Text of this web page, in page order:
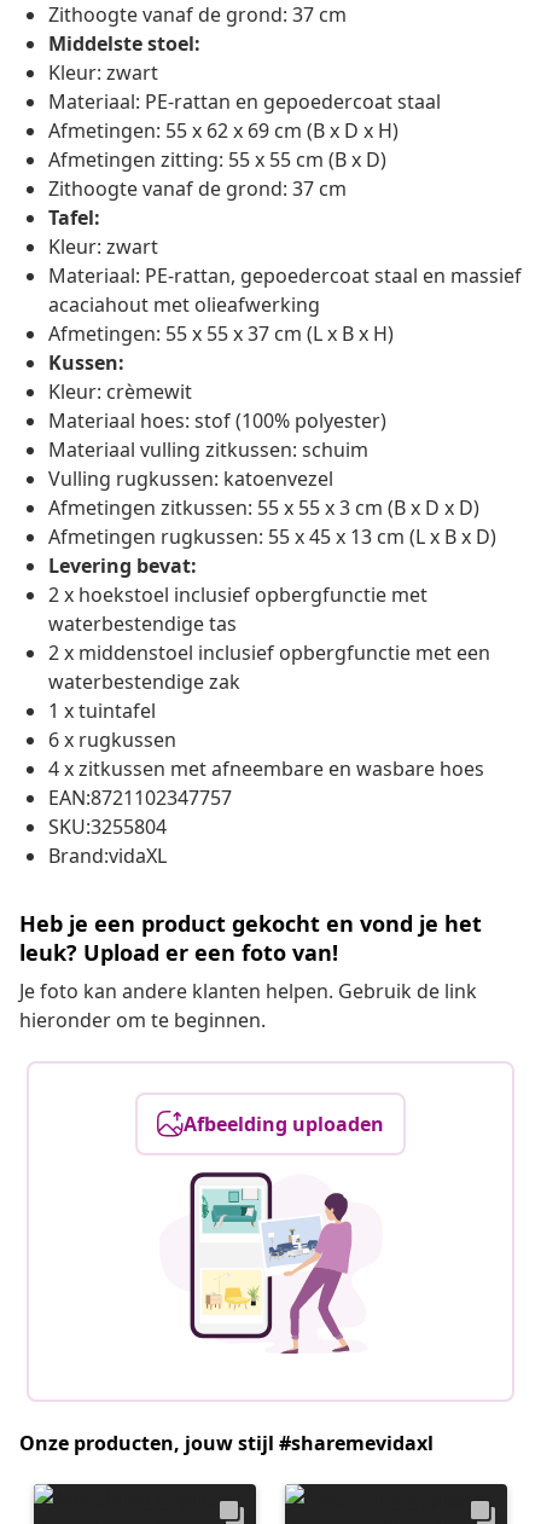
Zithoogte vanaf de grond: 37 cm
Middelste stoel:
Kleur: zwart
Materiaal: PE-rattan en gepoedercoat staal
Afmetingen: 55 x 62 x 69 cm (B x D x H)
Afmetingen zitting: 55 x 55 cm (B x D)
Zithoogte vanaf de grond: 37 cm
Tafel:
Kleur: zwart
Materiaal: PE-rattan, gepoedercoat staal en massief
acaciahout met olieafwerking
Afmetingen: 55 x 55 x 37 cm (L x B x H)
Kussen:
Kleur: crèmewit
Materiaal hoes: stof (100% polyester)
Materiaal vulling zitkussen: schuim
Vulling rugkussen: katoenvezel
Afmetingen zitkussen: 55 x 55 x 3 cm (B x D x D)
Afmetingen rugkussen: 55 x 45 x 13 cm (L x B x D)
Levering bevat:
2 x hoekstoel inclusief opbergfunctie met
waterbestendige tas
2 x middenstoel inclusief opbergfunctie met een
waterbestendige zak
1 x tuintafel
6 x rugkussen
4 x zitkussen met afneembare en wasbare hoes
EAN:8721102347757
SKU:3255804
Brand:vidaXL
Heb je een product gekocht en vond je het
leuk? Upload er een foto van!
Je foto kan andere klanten helpen. Gebruik de link
hieronder om te beginnen.
Afbeelding uploaden
Onze producten, jouw stijl #sharemevidaxl